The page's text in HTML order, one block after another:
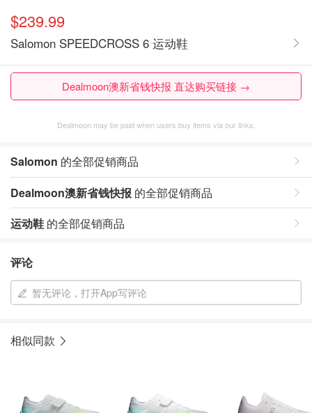
$239.99
Salomon SPEEDCROSS 6 运动鞋
Dealmoon澳新省钱快报 直达购买链接 →
Dealmoon may be paid when users buy items via our links.
Salomon 的全部促销商品
Dealmoon澳新省钱快报 的全部促销商品
运动鞋 的全部促销商品
评论
暂无评论，打开App写评论
相似同款